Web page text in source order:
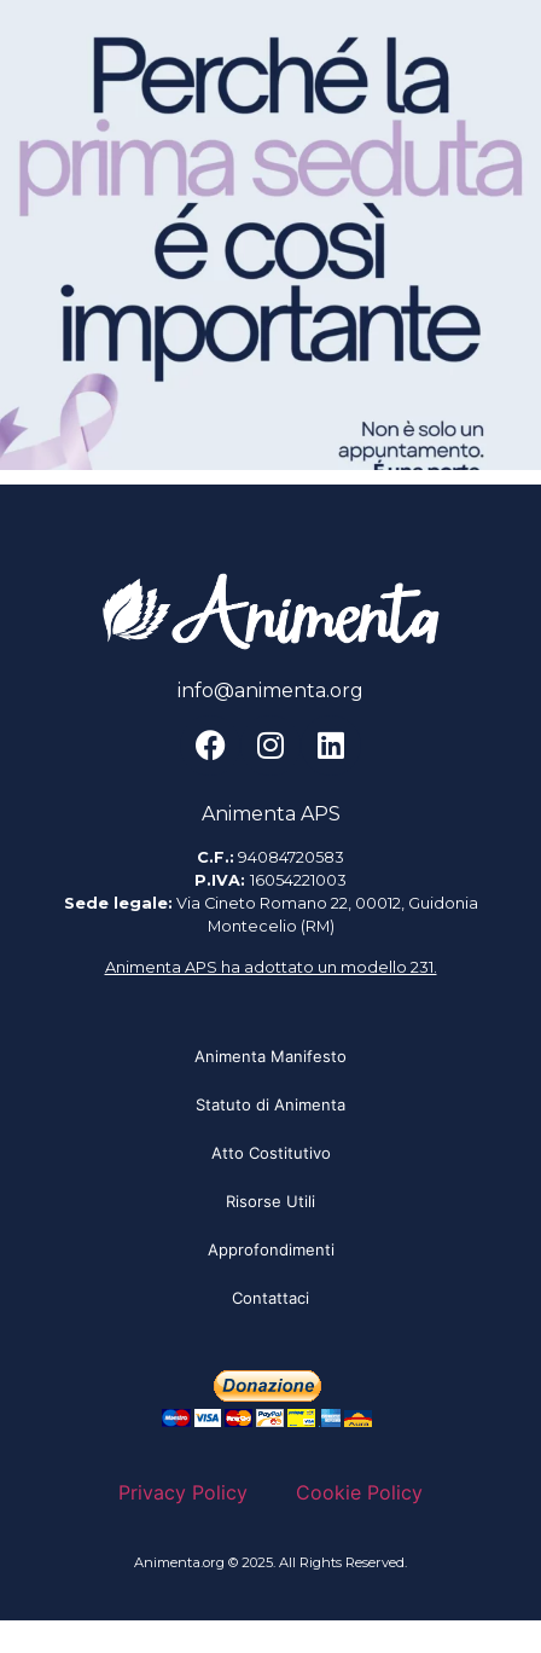
info@animenta.org
Animenta APS
C.F.: 94084720583
P.IVA: 16054221003
Sede legale: Via Cineto Romano 22, 00012, Guidonia
Montecelio (RM)
Animenta APS ha adottato un modello 231.
Animenta Manifesto
Statuto di Animenta
Atto Costitutivo
Risorse Utili
Approfondimenti
Contattaci
Privacy Policy Cookie Policy
Animenta.org © 2025. All Rights Reserved.